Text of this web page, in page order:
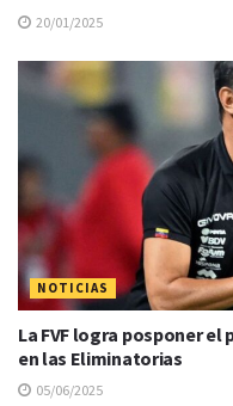
20/01/2025
NOTICIAS
La FVF logra posponer el
en las Eliminatorias
05/06/2025